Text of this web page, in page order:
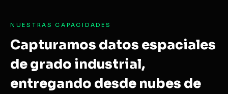
NUESTRAS CAPACIDADES
Capturamos datos espaciales
de grado industrial,
entregando desde nubes de